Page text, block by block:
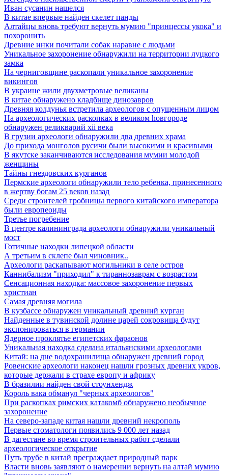
Иван сусанин нашелся
В китае впервые найден скелет панды
Алтайцы вновь требуют вернуть мумию "принцессы укока" и
похоронить
Древние инки почитали собак наравне с людьми
Уникальное захоронение обнаружили на территории луцкого
замка
На черниговщине раскопали уникальное захоронение
викингов
В украине жили двухметровые великаны
В китае обнаружено кладбище динозавров
Древняя колдунья встретила археологов с опущенным лицом
Hа археологических раскопках в великом hовгороде
обнаружен реликварий xii века
В грузии археологи обнаружили два древних храма
До прихода монголов русичи были высокими и красивыми
В якутске заканчиваются исследования мумии молодой
женщины
Тайны гнездовских курганов
Пермские археологи обнаружили тело ребенка, принесенного
в жертву богам 25 веков назад
Среди строителей гробницы первого китайского императора
были европеоиды
Третье погребение
В центре калининграда археологи обнаружили уникальный
мост
Готичные находки липецкой области
А третьим в склепе был чиновник..
Археологи раскапывают могильники в селе остров
Каннибализм "приходил" к тираннозаврам с возрастом
Сенсационная находка: массовое захоронение первых
христиан
Самая древняя могила
В кузбассе обнаружен уникальный древний курган
Найденные в тувинской долине царей сокровища будут
экспонироваться в германии
Ядерное проклятье египетских фараонов
Уникальная находка сделана итальянскими археологами
Китай: на дне водохранилища обнаружен древний город
Ровенские археологи наконец нашли грозных древних укров,
которые держали в страхе европу и африку
В бразилии найден свой стоунхендж
Король вака обманул "черных археологов"
При раскопках римских катакомб обнаружено необычное
захоронение
На северо-западе китая нашли древний некрополь
Первые стоматологи появились 9 000 лет назад
В дагестане во время строительных работ сделали
археологическое открытие
Путь трубе в китай преграждает природный парк
Власти вновь заявляют о намерении вернуть на алтай мумию